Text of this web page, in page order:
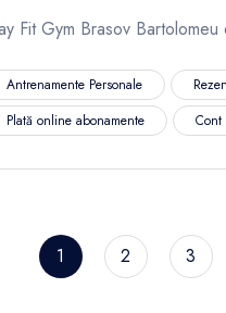
Fit Gym Brasov
Antrenamente Personale
Plată online abonamente
1 2 3